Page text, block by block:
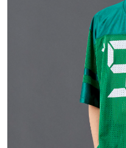
#路地裏てぃーん。
#GH 銘品の所以 #フ
#Commune H
#LIFESTYLE